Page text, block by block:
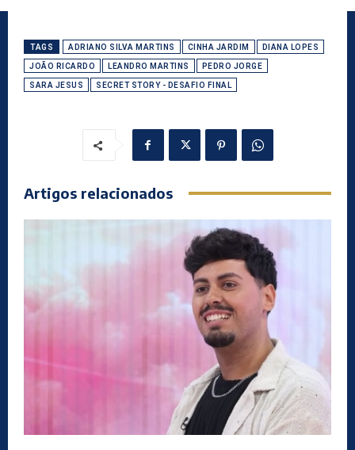
TAGS ADRIANO SILVA MARTINS CINHA JARDIM DIANA LOPES
JOÃO RICARDO LEANDRO MARTINS PEDRO JORGE
SARA JESUS SECRET STORY - DESAFIO FINAL
Artigos relacionados